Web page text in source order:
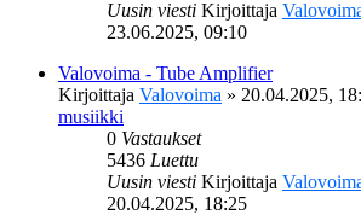
Uusin viesti Kirjoittaja
23.06.2025, 09:10
Valovoima - Tube Amplifier
Kirjoittaja Valovoima » 20.04.2025,
musiikki
0 Vastaukset
5436 Luettu
Uusin viesti Kirjoittaja
20.04.2025, 18:25